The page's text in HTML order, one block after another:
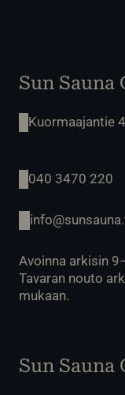
Sun Sauna
Kuormaajantie
040 3470 220
Avoinna arkisin
Tavaran nouto
mukaan.
Sun Sauna